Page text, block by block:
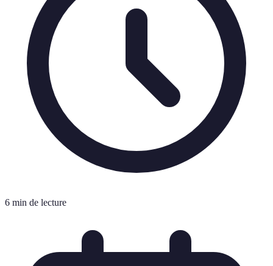
6 min de lecture